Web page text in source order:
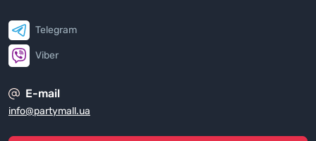
Telegram
Viber
E-mail
info@partymall.ua